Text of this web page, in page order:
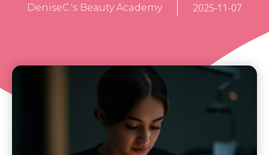
DeniseC.'s Beauty Academy 2025-11-07